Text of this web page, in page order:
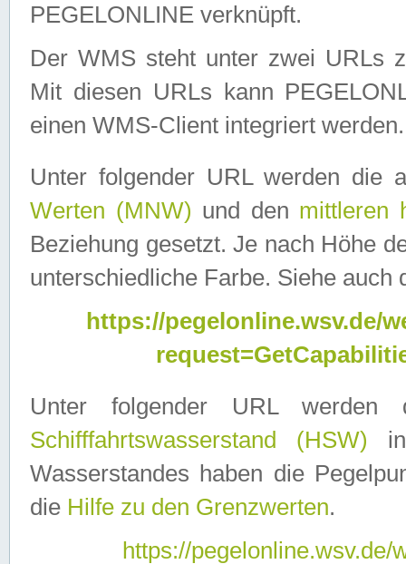
PEGELONLINE verknüpft.
Der WMS steht unter zwei URLs
Mit diesen URLs kann
einen WMS-Client integriert werden.
Unter folgender URL werden die
Werten (MNW) und den mittleren
Beziehung gesetzt. Je nach Höhe
unterschiedliche Farbe. Siehe auch
https://pegelonline.wsv.de/
Unter folgender URL
Schifffahrtswasserstand (HSW)
Wasserstandes haben die
die Hilfe zu den Grenzwerten.
https://